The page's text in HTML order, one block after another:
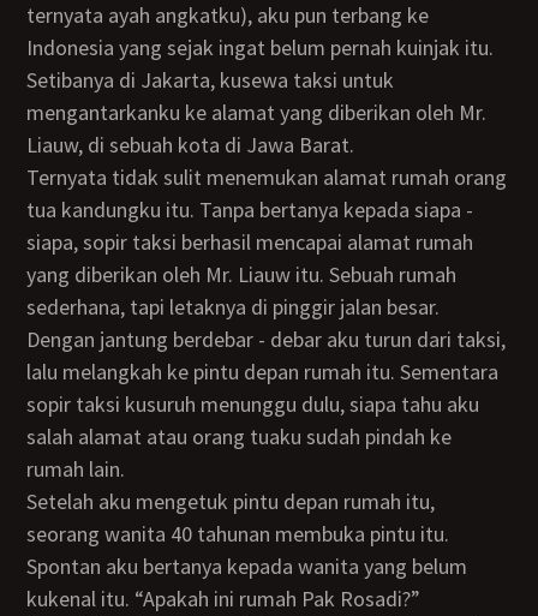
ternyata ayah angkatku), aku pun terbang ke
Indonesia yang sejak ingat belum pernah kuinjak itu.
Setibanya di Jakarta, kusewa taksi untuk
mengantarkanku ke alamat yang diberikan oleh Mr.
Liauw, di sebuah kota di Jawa Barat.
Ternyata tidak sulit menemukan alamat rumah orang
tua kandungku itu. Tanpa bertanya kepada siapa -
siapa, sopir taksi berhasil mencapai alamat rumah
yang diberikan oleh Mr. Liauw itu. Sebuah rumah
sederhana, tapi letaknya di pinggir jalan besar.
Dengan jantung berdebar - debar aku turun dari taksi,
lalu melangkah ke pintu depan rumah itu. Sementara
sopir taksi kusuruh menunggu dulu, siapa tahu aku
salah alamat atau orang tuaku sudah pindah ke
rumah lain.
Setelah aku mengetuk pintu depan rumah itu,
seorang wanita 40 tahunan membuka pintu itu.
Spontan aku bertanya kepada wanita yang belum
kukenal itu. “Apakah ini rumah Pak Rosadi?”